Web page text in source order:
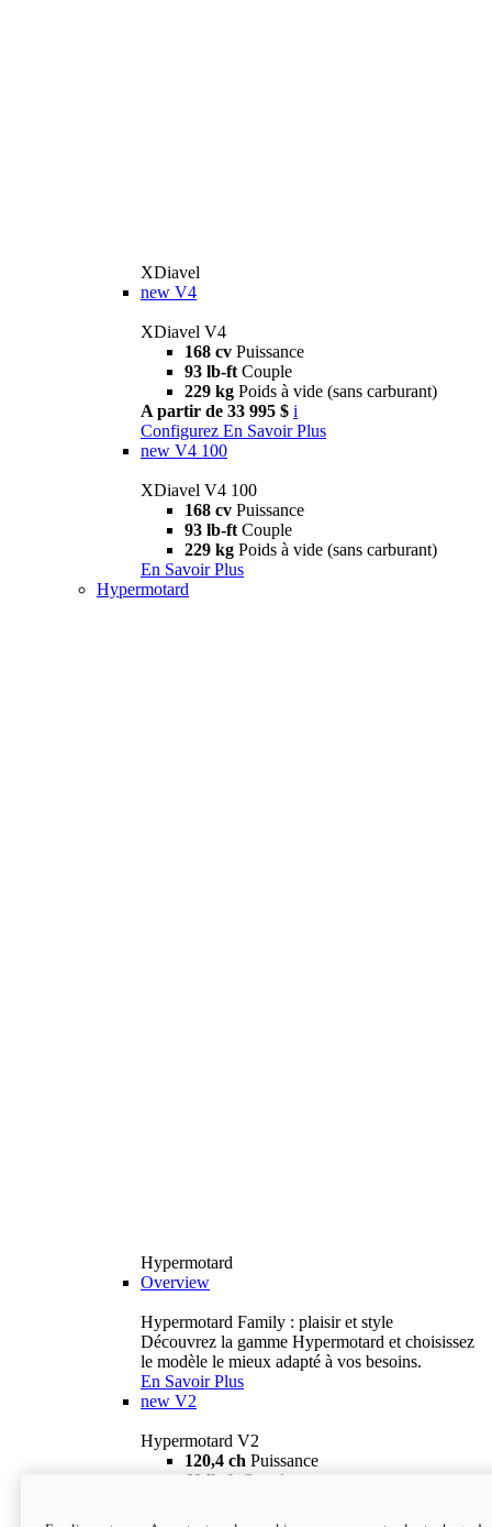
XDiavel
new V4
XDiavel V4
168 cv Puissance
93 lb-ft Couple
229 kg Poids à vide (sans carburant)
A partir de 33 995 $ i
Configurez En Savoir Plus
new V4 100
XDiavel V4 100
168 cv Puissance
93 lb-ft Couple
229 kg Poids à vide (sans carburant)
En Savoir Plus
Hypermotard
Hypermotard
Overview
Hypermotard Family : plaisir et style
Découvrez la gamme Hypermotard et choisissez
le modèle le mieux adapté à vos besoins.
En Savoir Plus
new V2
Hypermotard V2
120,4 ch Puissance
69 lb-ft
Couple
18 895 $